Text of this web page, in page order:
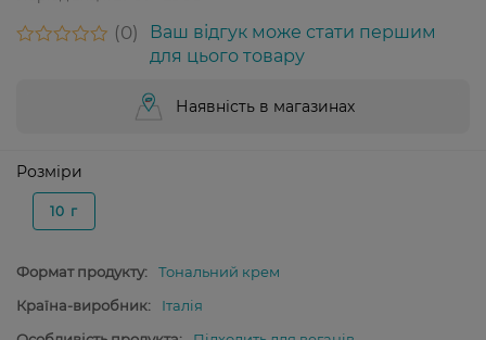
0
Ваш відгук може стати першим
для цього товару
Наявність в магазинах
Розміри
10 г
Формат продукту:
Тональний крем
Країна-виробник:
Італія